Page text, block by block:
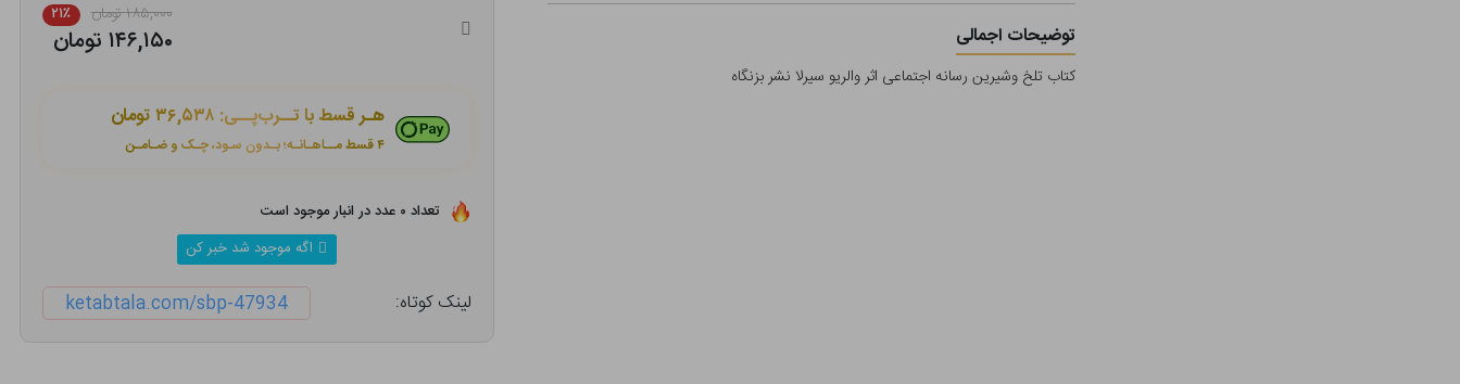
توضیحات اجمالی
کتاب تلخ وشیرین رسانه اجتماعی اثر والریو سیرلا نشر بزنگاه
۱۸۵,۰۰۰ تومان ۲۱٪
۱۴۶,۱۵۰ تومان
هـر قسط با تــرب‌پــی: ۳۶,۵۳۸ تومان
۴ قسط مــاهـانـه؛ بـدون سـود، چـک و ضـامـن
تعداد ۰ عدد در انبار موجود است
اگه موجود شد خبر کن
لینک کوتاه: ketabtala.com/sbp-47934